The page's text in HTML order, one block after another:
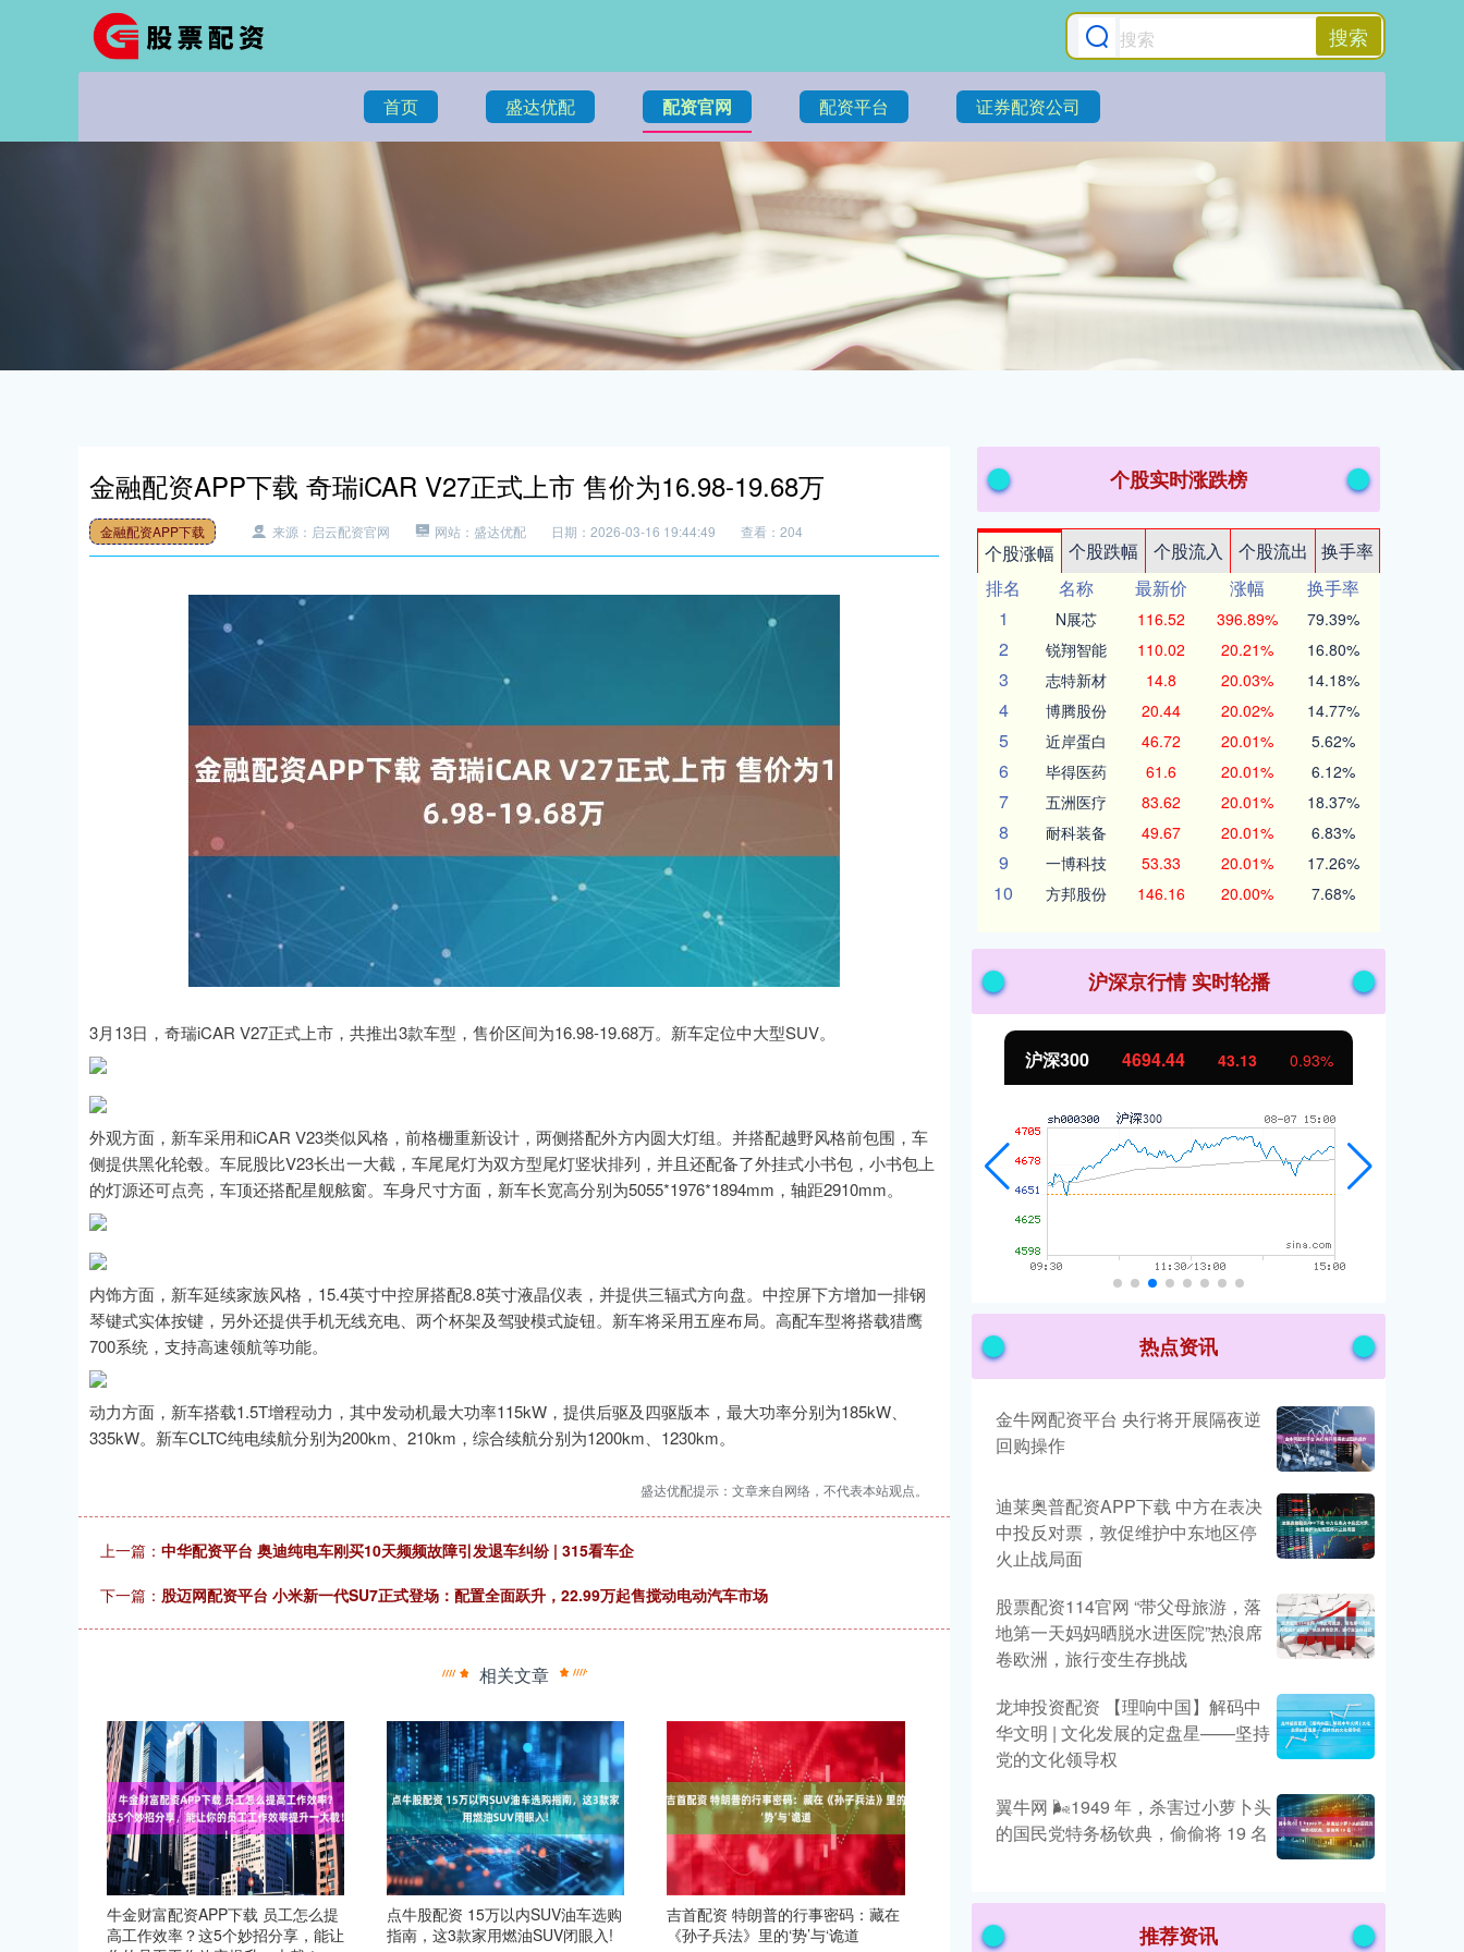
搜索
首页 盛达优配 配资官网 配资平台 证券配资公司
金融配资APP下载 奇瑞iCAR V27正式上市 售价为16.98-19.68万
金融配资APP下载 来源：启云配资官网 网站：盛达优配 日期：2026-03-16 19:44:49 查看：204
3月13日，奇瑞iCAR V27正式上市，共推出3款车型，售价区间为16.98-19.68万。新车定位中大型SUV。
外观方面，新车采用和iCAR V23类似风格，前格栅重新设计，两侧搭配外方内圆大灯组。并搭配越野风格前包围，车
侧提供黑化轮毂。车屁股比V23长出一大截，车尾尾灯为双方型尾灯竖状排列，并且还配备了外挂式小书包，小书包上
的灯源还可点亮，车顶还搭配星舰舷窗。车身尺寸方面，新车长宽高分别为5055*1976*1894mm，轴距2910mm。
内饰方面，新车延续家族风格，15.4英寸中控屏搭配8.8英寸液晶仪表，并提供三辐式方向盘。中控屏下方增加一排钢
琴键式实体按键，另外还提供手机无线充电、两个杯架及驾驶模式旋钮。新车将采用五座布局。高配车型将搭载猎鹰
700系统，支持高速领航等功能。
动力方面，新车搭载1.5T增程动力，其中发动机最大功率115kW，提供后驱及四驱版本，最大功率分别为185kW、
335kW。新车CLTC纯电续航分别为200km、210km，综合续航分别为1200km、1230km。
盛达优配提示：文章来自网络，不代表本站观点。
上一篇： 中华配资平台 奥迪纯电车刚买10天频频故障引发退车纠纷 | 315看车企
下一篇： 股迈网配资平台 小米新一代SU7正式登场：配置全面跃升，22.99万起售搅动电动汽车市场
相关文章
牛金财富配资APP下载 员工怎么提
高工作效率？这5个妙招分享，能让
点牛股配资 15万以内SUV油车选购
指南，这3款家用燃油SUV闭眼入!
吉首配资 特朗普的行事密码：藏在
《孙子兵法》里的‘势’与‘诡道
个股实时涨跌榜
个股涨幅 个股跌幅 个股流入 个股流出
换手率
排名
名称 最新价 涨幅
换手率
1
N展芯 116.52 396.89% 79.39%
2 锐翔智能 110.02 20.21% 16.80%
3 志特新材 14.8 20.03% 14.18%
4 博腾股份 20.44 20.02% 14.77%
5 近岸蛋白 46.72 20.01% 5.62%
6 毕得医药 61.6 20.01% 6.12%
7 五洲医疗 83.62 20.01% 18.37%
8 耐科装备 49.67 20.01% 6.83%
9 一博科技 53.33 20.01% 17.26%
10 方邦股份 146.16 20.00% 7.68%
沪深京行情 实时轮播
1.02% 北证50 1134.24 11.37 1.01%
热点资讯
金牛网配资平台 央行将开展隔夜逆
回购操作
迪莱奥普配资APP下载 中方在表决
中投反对票，敦促维护中东地区停
火止战局面
股票配资114官网 “带父母旅游，落
地第一天妈妈晒脱水进医院”热浪席
卷欧洲，旅行变生存挑战
龙坤投资配资 【理响中国】解码中
华文明 | 文化发展的定盘星——坚持
党的文化领导权
翼牛网 🌬1949 年，杀害过小萝卜头
的国民党特务杨钦典，偷偷将 19 名
推荐资讯